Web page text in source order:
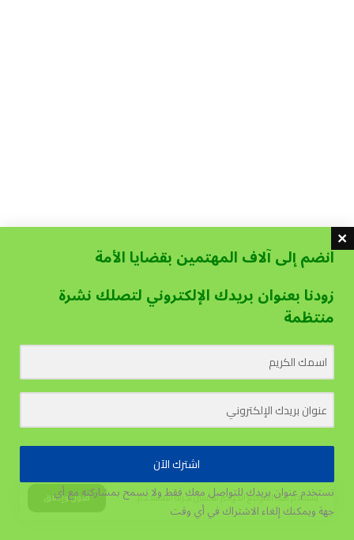
يستخدم هذا الموقع الكوكيز لتحسين تجربة المستخدم. قبول وإغلاق
انضم إلى آلاف المهتمين بقضايا الأمة
زودنا بعنوان بريدك الإلكتروني لتصلك نشرة
منتظمة
اشترك الآن
نستخدم عنوان بريدك للتواصل معك فقط ولا نسمح بمشاركته مع أي
جهةويمكنك إلغاء الاشتراك في أي وقت